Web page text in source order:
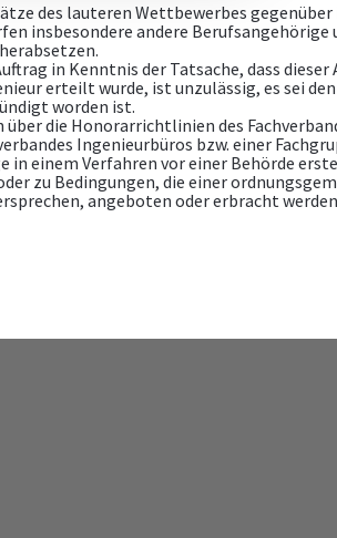
des lauteren Wettbewerbes gegenüber
insbesondere andere Berufsangehörige
in Kenntnis der Tatsache, dass dieser
erteilt wurde, ist unzulässig, es sei
worden ist.
die Honorarrichtlinien des
Ingenieurbüros bzw. einer
in einem Verfahren vor einer Behörde
zu Bedingungen, die einer
angeboten oder erbracht